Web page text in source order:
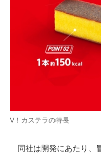
V！カステラの特長
同社は開発にあたり、